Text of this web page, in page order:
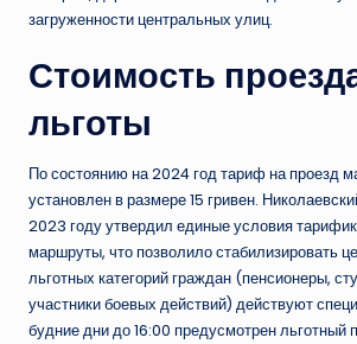
загруженности центральных улиц.
Стоимость
льготы
По состоянию на 2024 год тариф на проезд
установлен в размере 15 гривен.
2023 году утвердил единые условия
маршруты, что позволило стабилизировать
льготных категорий граждан (пенсионеры,
участники боевых действий) действуют
будние дни до 16:00 предусмотрен льготный